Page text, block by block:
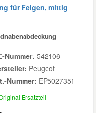
für Felgen, mittig
Nummer: 542106
Peugeot
Nummer: EP5027351
Ersatzteil